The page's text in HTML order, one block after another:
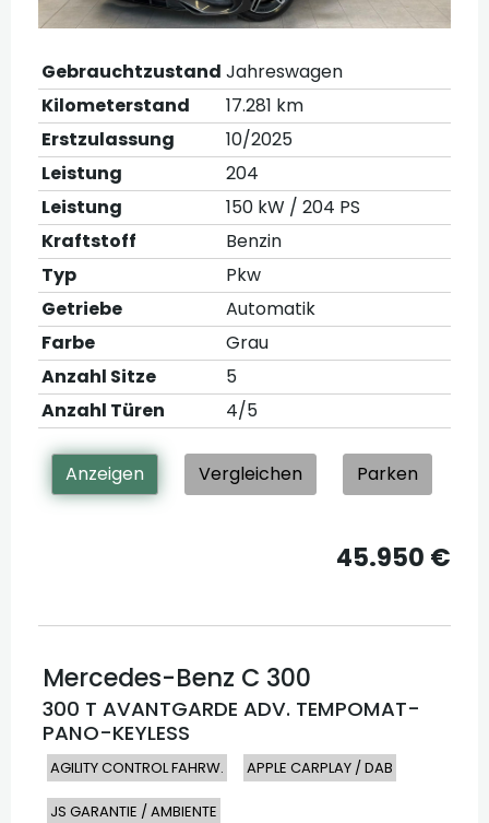
Gebrauchtzustand Jahreswagen
Kilometerstand
17.281 km
Erstzulassung
10/2025
Leistung
204
Leistung
150 kW / 204 PS
Kraftstoff
Benzin
Typ
Pkw
Getriebe
Automatik
Farbe
Grau
Anzahl Sitze
5
Anzahl Türen
4/5
Anzeigen Vergleichen Parken
45.950 €
Mercedes-Benz C 300
300 T AVANTGARDE ADV. TEMPOMAT-
PANO-KEYLESS
AGILITY CONTROL FAHRW. APPLE CARPLAY / DAB
JS GARANTIE / AMBIENTE